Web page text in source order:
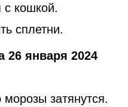
с кошкой.
сплетни.
января 2024
затянутся.